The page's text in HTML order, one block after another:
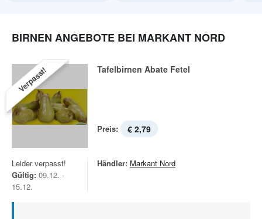
BIRNEN ANGEBOTE BEI MARKANT NORD
Verpasst! Tafelbirnen Abate Fetel
Preis: € 2,79
Leider verpasst!
Gültig: 09.12. -
15.12.
Händler: Markant Nord